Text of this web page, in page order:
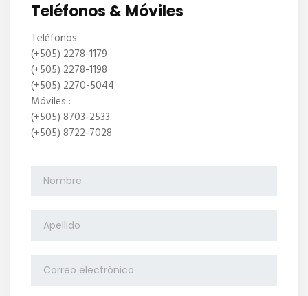
Teléfonos & Móviles
Teléfonos:
(+505) 2278-1179
(+505) 2278-1198
(+505) 2270-5044
Móviles :
(+505) 8703-2533
(+505) 8722-7028